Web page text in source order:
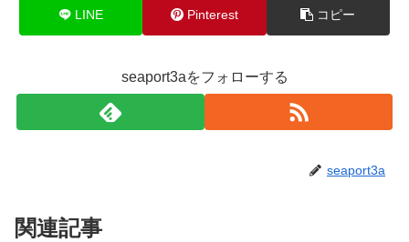
LINE Pinterest コピー
seaport3aをフォローする
seaport3a
関連記事